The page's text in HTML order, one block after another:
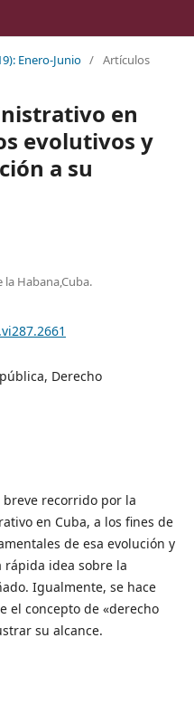
Enero-Junio / Artículos
en
evolutivos y
a su
Habana,Cuba.
Derecho
breve recorrido por la
en Cuba, a los fines de
de esa evolución y
idea sobre la
Igualmente, se hace
el concepto de «derecho
su alcance.